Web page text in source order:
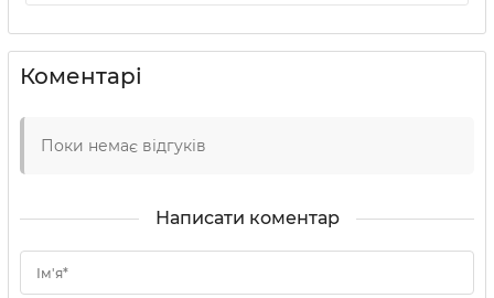
Коментарі
Поки немає відгуків
Написати коментар
Ім'я*